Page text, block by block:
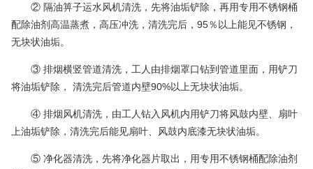
② 隔油箅子运水风机清洗，先将油垢铲除，再用专用不锈钢桶
配除油剂高温蒸煮，高压冲洗，清洗完后，95％以上能见不锈钢，
无块状油垢。
③ 排烟横竖管道清洗，工人由排烟罩口钻到管道里面，用铲刀
将油垢铲除， 清洗完后管道内壁90%以上无块状油垢。
④ 排烟风机清洗，由工人钻入风机内用铲刀将风鼓内壁、扇叶
上油垢铲除，清洗完后能见扇叶、风鼓内底漆无块状油垢。
⑤ 净化器清洗，先将净化器片取出，用专用不锈钢桶配除油剂